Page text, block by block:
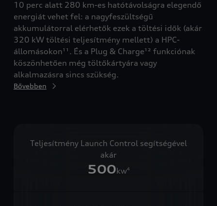
10 perc alatt 280 km-es hatótávolságra elegendő
energiát vehet fel: a nagyfeszültségű
akkumulátorral elérhetők ezek a töltési idők (akár
320 kW töltési teljesítmény mellett) a HPC-
állomásokon¹¹. És a Plug & Charge¹² funkciónak
köszönhetően még töltőkártyára vagy
alkalmazásra sincs szükség.
Bővebben
Teljesítmény Launch Control segítségével
akár
500kw4